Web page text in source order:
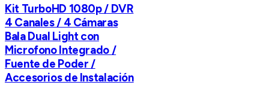
Kit TurboHD 1080p / DVR
4 Canales / 4 Cámaras
Bala Dual Light con
Microfono Integrado /
Fuente de Poder /
Accesorios de Instalación